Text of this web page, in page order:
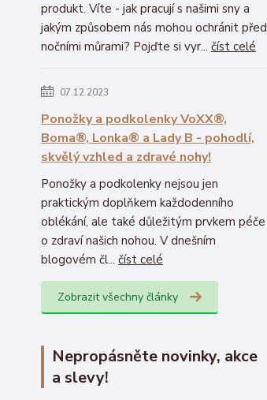
produkt. Víte - jak pracují s našimi sny a
jakým způsobem nás mohou ochránit před
nočními můrami? Pojďte si vyr... číst celé
07.12.2023
Ponožky a podkolenky VoXX®,
Boma®, Lonka® a Lady B - pohodlí,
skvělý vzhled a zdravé nohy!
Ponožky a podkolenky nejsou jen
praktickým doplňkem každodenního
oblékání, ale také důležitým prvkem péče
o zdraví našich nohou. V dnešním
blogovém čl... číst celé
Zobrazit všechny články
Nepropásněte novinky, akce
a slevy!